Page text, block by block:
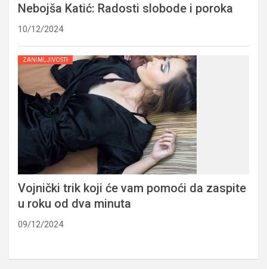
Nebojša Katić: Radosti slobode i poroka
10/12/2024
ZANIMLJIVOSTI
Vojnički trik koji će vam pomoći da zaspite
u roku od dva minuta
09/12/2024